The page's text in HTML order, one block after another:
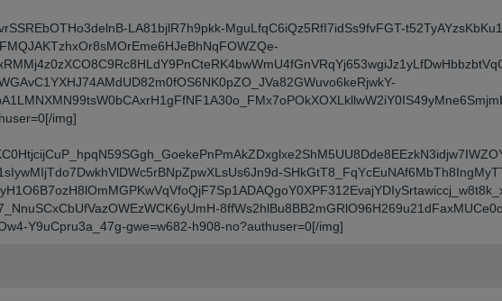
LA81bjlR7h9pkk-MguLfqC6iQz5RfI7idSs9fvFGT-
img]
Y9uCpru3a_47g-gwe=w682-h908-no?authuser=0[/img]